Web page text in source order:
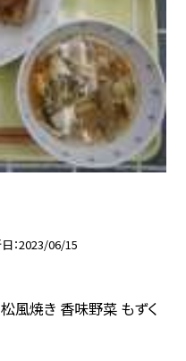
2023/06/15
松風焼き 香味野菜 もずく